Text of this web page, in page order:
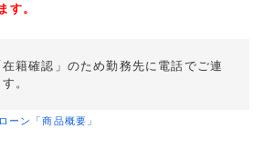
す。
籍確認」のため勤務先に電話でご連
。
ーン「商品概要」